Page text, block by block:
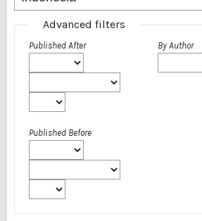
Advanced filters
Published After
Published Before
By Author